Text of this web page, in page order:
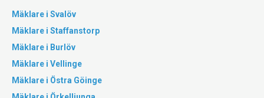
Mäklare i Svalöv
Mäklare i Staffanstorp
Mäklare i Burlöv
Mäklare i Vellinge
Mäklare i Östra Göinge